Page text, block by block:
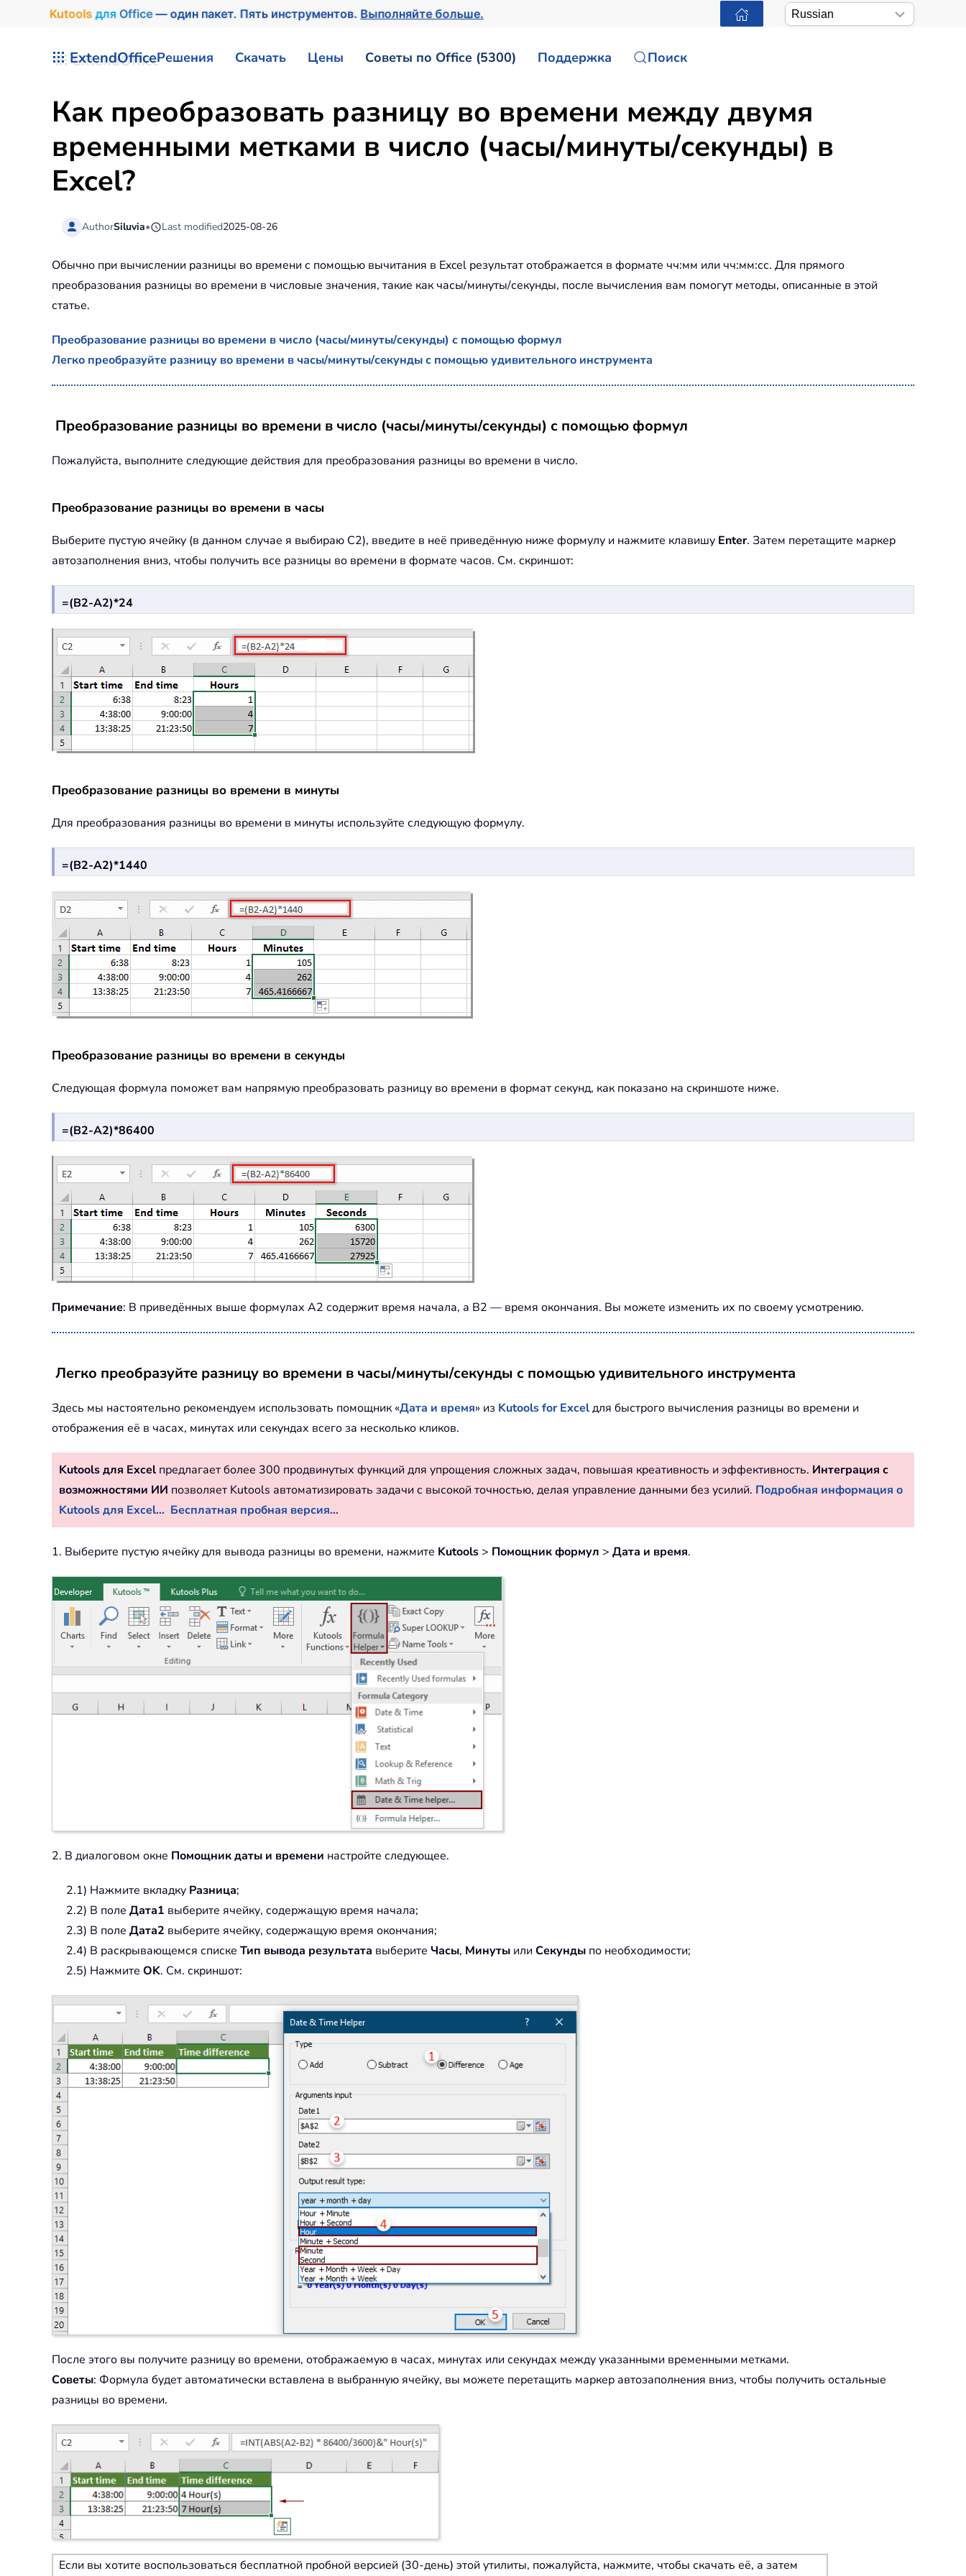
Kutools для Office— один пакет. Пять инструментов.Выполняйте больше.
ExtendOfficeРешения Скачать Цены Советы по Office (5300) Поддержка Поиск
Как преобразовать разницу во времени между двумя
временными метками в число (часы/минуты/секунды) в
Excel?
AuthorSiluvia• Last modified2025-08-26
Обычно при вычислении разницы во времени с помощью вычитания в Excel результат отображается в формате чч:мм или чч:мм:сс. Для прямого
преобразования разницы во времени в числовые значения, такие как часы/минуты/секунды, после вычисления вам помогут методы, описанные в этой
статье.
Преобразование разницы во времени в число (часы/минуты/секунды) с помощью формул
Легко преобразуйте разницу во времени в часы/минуты/секунды с помощью удивительного инструмента
Преобразование разницы во времени в число (часы/минуты/секунды) с помощью формул
Пожалуйста, выполните следующие действия для преобразования разницы во времени в число.
Преобразование разницы во времени в часы
Выберите пустую ячейку (в данном случае я выбираю C2), введите в неё приведённую ниже формулу и нажмите клавишу Enter. Затем перетащите маркер
автозаполнения вниз, чтобы получить все разницы во времени в формате часов. См. скриншот:
=(B2-A2)*24
Преобразование разницы во времени в минуты
Для преобразования разницы во времени в минуты используйте следующую формулу.
=(B2-A2)*1440
Преобразование разницы во времени в секунды
Следующая формула поможет вам напрямую преобразовать разницу во времени в формат секунд, как показано на скриншоте ниже.
=(B2-A2)*86400
Примечание: В приведённых выше формулах A2 содержит время начала, а B2 — время окончания. Вы можете изменить их по своему усмотрению.
Легко преобразуйте разницу во времени в часы/минуты/секунды с помощью удивительного инструмента
Здесь мы настоятельно рекомендуем использовать помощник «Дата и время» из Kutools for Excelдля быстрого вычисления разницы во времени и
отображения её в часах, минутах или секундах всего за несколько кликов.
Kutools для Excel предлагает более 300 продвинутых функций для упрощения сложных задач, повышая креативность и эффективность. Интеграция с
возможностями ИИ позволяет Kutools автоматизировать задачи с высокой точностью, делая управление данными без усилий. Подробная информация о
Kutools для Excel... Бесплатная пробная версия...
1. Выберите пустую ячейку для вывода разницы во времени, нажмите Kutools > Помощник формул > Дата и время.
2. В диалоговом окне Помощник даты и времени настройте следующее.
2.1) Нажмите вкладку Разница;
2.2) В поле Дата1 выберите ячейку, содержащую время начала;
2.3) В поле Дата2 выберите ячейку, содержащую время окончания;
2.4) В раскрывающемся списке Тип вывода результата выберите Часы, Минуты или Секунды по необходимости;
2.5) Нажмите OK. См. скриншот:
После этого вы получите разницу во времени, отображаемую в часах, минутах или секундах между указанными временными метками.
Советы: Формула будет автоматически вставлена в выбранную ячейку, вы можете перетащить маркер автозаполнения вниз, чтобы получить остальные
разницы во времени.
Если вы хотите воспользоваться бесплатной пробной версией (30-день) этой утилиты, пожалуйста, нажмите, чтобы скачать её, а затем